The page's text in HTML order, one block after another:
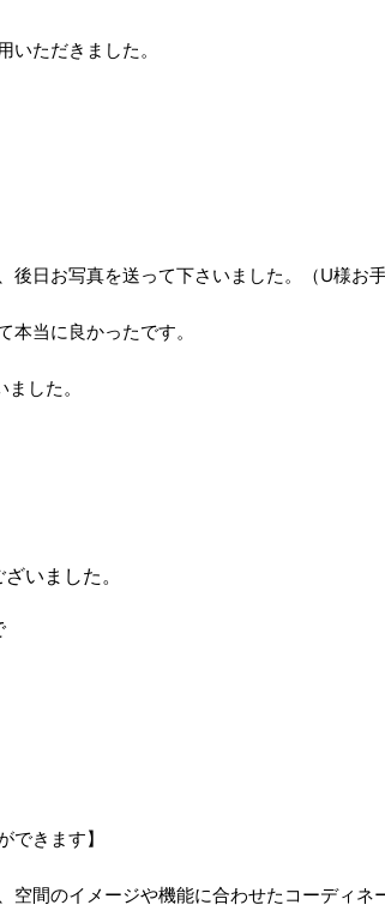
ただきました。
日お写真を送って下さいました。（U様お
当に良かったです。
した。
いました。
できます】
間のイメージや機能に合わせたコーディネ